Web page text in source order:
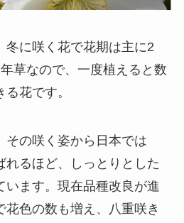
冬に咲く花で花期は主に2
草なので、一度植えると数
花です。
その咲く姿から 日本では
れるほど、しっとりとした
ます。 現在品種改良が進
色の数も増え、八重咲き